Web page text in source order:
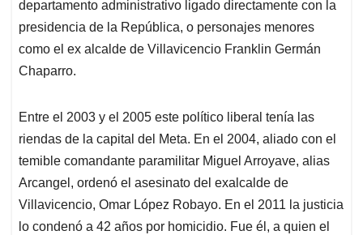
departamento administrativo ligado directamente con la
presidencia de la República, o personajes menores
como el ex alcalde de Villavicencio Franklin Germán
Chaparro.
Entre el 2003 y el 2005 este político liberal tenía las
riendas de la capital del Meta. En el 2004, aliado con el
temible comandante paramilitar Miguel Arroyave, alias
Arcangel, ordenó el asesinato del exalcalde de
Villavicencio, Omar López Robayo. En el 2011 la justicia
lo condenó a 42 años por homicidio. Fue él, a quien el